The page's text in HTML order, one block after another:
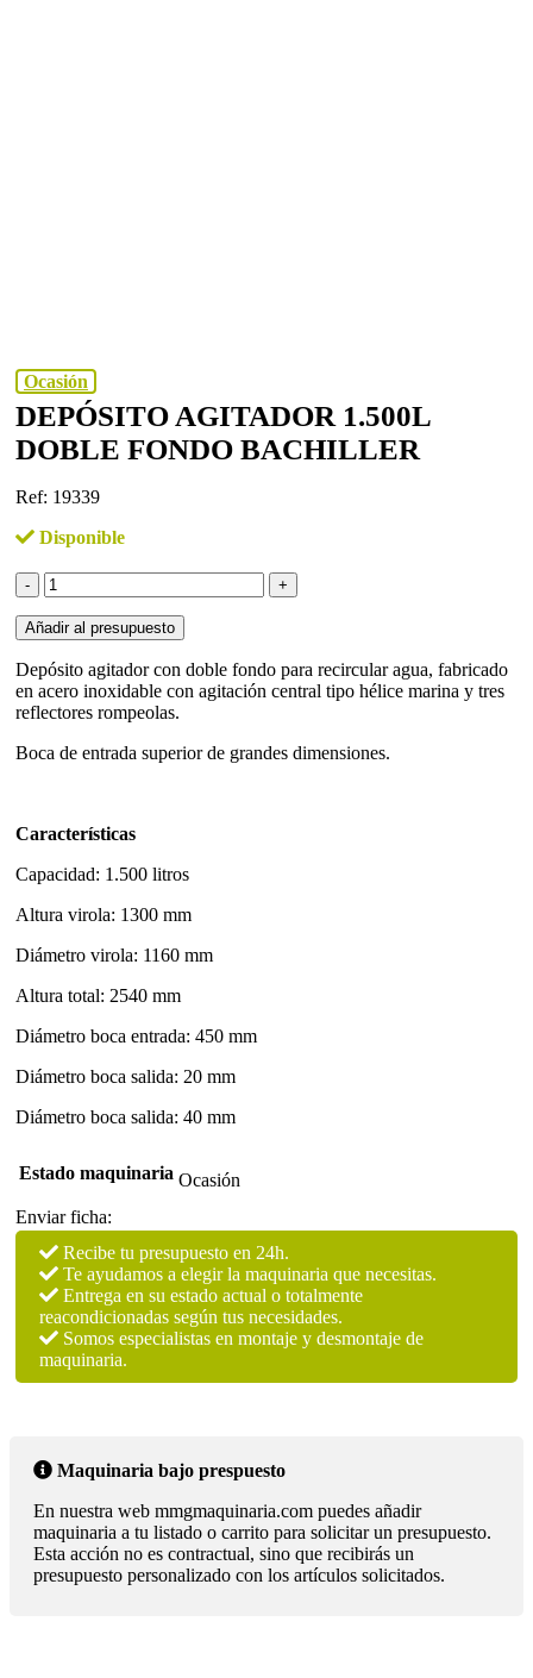
Ocasión
DEPÓSITO AGITADOR 1.500L
DOBLE FONDO BACHILLER
Ref: 19339
Disponible
DEPÓSITO
AGITADOR
1.500L
DOBLE
FONDO
BACHILLER
cantidad
Añadir al presupuesto
Depósito agitador con doble fondo para recircular agua, fabricado
en acero inoxidable con agitación central tipo hélice marina y tres
reflectores rompeolas.
Boca de entrada superior de grandes dimensiones.
Características
Capacidad: 1.500 litros
Altura virola: 1300 mm
Diámetro virola: 1160 mm
Altura total: 2540 mm
Diámetro boca entrada: 450 mm
Diámetro boca salida: 20 mm
Diámetro boca salida: 40 mm
Estado maquinaria Ocasión
Enviar ficha:
Recibe tu presupuesto en 24h.
Te ayudamos a elegir la maquinaria que necesitas.
Entrega en su estado actual o totalmente
reacondicionadas según tus necesidades.
Somos especialistas en montaje y desmontaje de
maquinaria.
Maquinaria bajo prespuesto
En nuestra web mmgmaquinaria.com puedes añadir
maquinaria a tu listado o carrito para solicitar un presupuesto.
Esta acción no es contractual, sino que recibirás un
presupuesto personalizado con los artículos solicitados.